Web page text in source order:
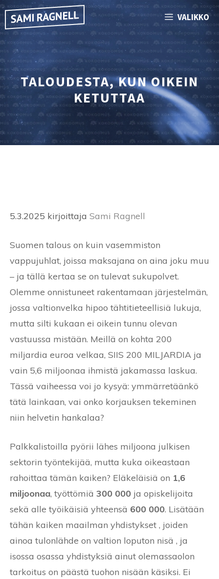
Siirry
sisältöön
VALIKKO
TALOUDESTA, KUN OIKEIN
KETUTTAA
5.3.2025 kirjoittaja Sami Ragnell
Suomen talous on kuin vasemmiston
vappujuhlat, joissa maksajana on aina joku muu
– ja tällä kertaa se on tulevat sukupolvet.
Olemme onnistuneet rakentamaan järjestelmän,
jossa valtionvelka hipoo tähtitieteellisiä lukuja,
mutta silti kukaan ei oikein tunnu olevan
vastuussa mistään. Meillä on kohta 200
miljardia euroa velkaa, SIIS 200 MILJARDIA ja
vain 5,6 miljoonaa ihmistä jakamassa laskua.
Tässä vaiheessa voi jo kysyä: ymmärretäänkö
tätä lainkaan, vai onko korjauksen tekeminen
niin helvetin hankalaa?
Palkkalistoilla pyörii lähes miljoona julkisen
sektorin työntekijää, mutta kuka oikeastaan
rahoittaa tämän kaiken? Eläkeläisiä on 1,6
miljoonaa, työttömiä 300 000 ja opiskelijoita
sekä alle työikäisiä yhteensä 600 000. Lisätään
tähän kaiken maailman yhdistykset , joiden
ainoa tulonlähde on valtion loputon nisä , ja
isossa osassa yhdistyksiä ainut olemassaolon
tarkoitus on päästä tuohon nisään käsiksi. Ei